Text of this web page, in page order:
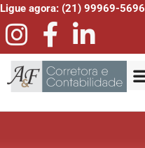
Ligue agora: (21) 99969-5696